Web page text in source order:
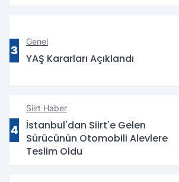
3
Genel
YAŞ Kararları Açıklandı
4
Siirt Haber
İstanbul'dan Siirt'e Gelen
Sürücünün Otomobili Alevlere
Teslim Oldu